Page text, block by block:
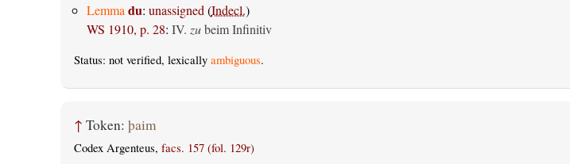
Lemma du: unassigned(Indecl.)
WS 1910, p. 28: IV. zubeim Infinitiv
Status: not verified, lexically ambiguous.
↑ Token: þaim
Codex Argenteus, facs. 157 (fol. 129r)